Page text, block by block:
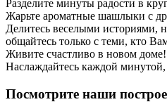
Разделите минуты радости в
Жарьте ароматные шашлыки с
Делитесь веселыми историями,
общайтесь только с теми, кто
Живите счастливо в новом доме!
Наслаждайтесь каждой
Посмотрите наши